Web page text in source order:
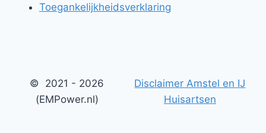
Toegankelijkheidsverklaring
© 2021 - 2026
(EMPower.nl)
Disclaimer Amstel en IJ
Huisartsen